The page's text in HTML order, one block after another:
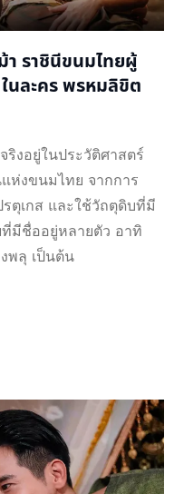
า ราชินีขนมไทยผู้
ละคร พรหมลิขิต
งอยู่ในประวัติศาสตร์
แห่งขนมไทย จากการ
ตุเกส และใช้วัถตุดิบที่มี
มีชื่ออยู่หลายตัว อาทิ
พลุ เป็นต้น